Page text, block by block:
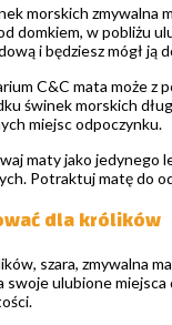
morskich zmywalna
domkiem, w pobliżu
i będziesz mógł ją
C&C mata może z
świnek morskich
miejsc odpoczynku.
maty jako jedynego
Potraktuj matę do
dla królików
szara, zmywalna
swoje ulubione miejsca